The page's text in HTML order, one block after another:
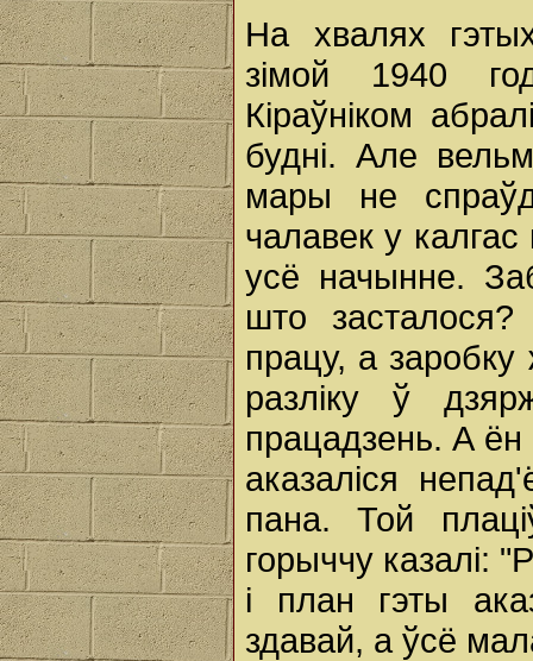
На хвалях
зімой 1940
Кіраўніком
будні. Але
мары не
чалавек у
усё начынне.
што
працу, а заробку
разліку ў
працадзень. А ён
аказаліся
пана. Той
горыччу казалі:
і план гэты
здавай, а ўсё